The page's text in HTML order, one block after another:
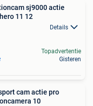
sj9000 actie
11 12
Details
Topadvertentie
Gisteren
cam actie pro
10